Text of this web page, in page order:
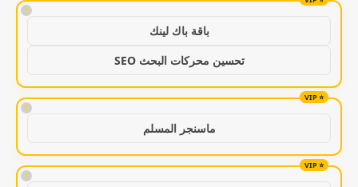
!
باقة باك لينك
تحسين محركات البحث SEO
!
ماسنجر المسلم
!